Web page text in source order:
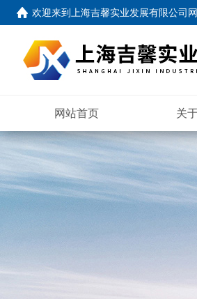
欢迎来到 上海吉馨实业发展有限公司
网站首页 关